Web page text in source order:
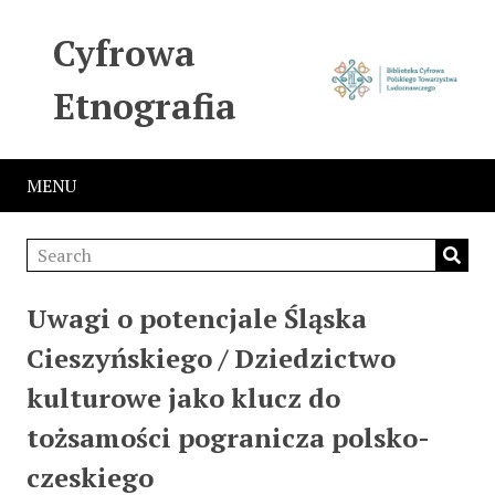
Cyfrowa
Etnografia
MENU
Uwagi o potencjale Śląska
Cieszyńskiego / Dziedzictwo
kulturowe jako klucz do
tożsamości pogranicza polsko-
czeskiego